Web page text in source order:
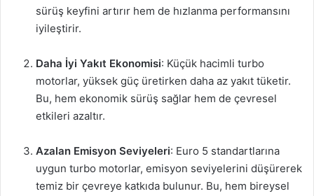
sürüş keyfini artırır hem de hızlanma performansını
iyileştirir.
Daha İyi Yakıt Ekonomisi: Küçük hacimli turbo
motorlar, yüksek güç üretirken daha az yakıt tüketir.
Bu, hem ekonomik sürüş sağlar hem de çevresel
etkileri azaltır.
Azalan Emisyon Seviyeleri: Euro 5 standartlarına
uygun turbo motorlar, emisyon seviyelerini düşürerek
temiz bir çevreye katkıda bulunur. Bu, hem bireysel